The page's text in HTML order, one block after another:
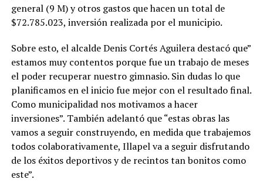
general (9 M) y otros gastos que hacen un total de
$72.785.023, inversión realizada por el municipio.
Sobre esto, el alcalde Denis Cortés Aguilera destacó que”
estamos muy contentos porque fue un trabajo de meses
el poder recuperar nuestro gimnasio. Sin dudas lo que
planificamos en el inicio fue mejor con el resultado final.
Como municipalidad nos motivamos a hacer
inversiones”. También adelantó que “estas obras las
vamos a seguir construyendo, en medida que trabajemos
todos colaborativamente, Illapel va a seguir disfrutando
de los éxitos deportivos y de recintos tan bonitos como
este”.